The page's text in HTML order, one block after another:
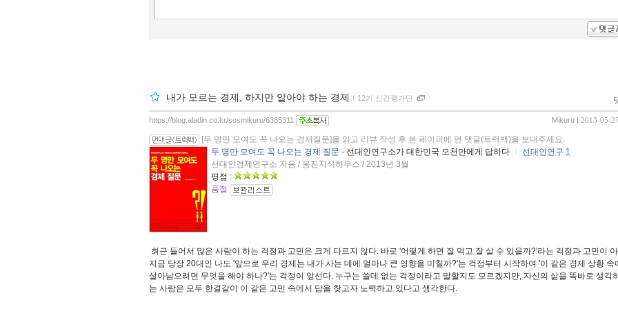
내가 모르는 경제, 하지만 알아야 하는 경제 ｌ 12기 신간평가단
Mikuru l 2013-05-
https://blog.aladin.co.kr/sosmikuru/6385311
[두 명만 모여도 꼭 나오는 경제질문]을 읽고 리뷰 작성 후 본 페이퍼에 먼 댓글(트랙백)을 보내주세요.
두 명만 모여도 꼭 나오는 경제 질문 - 선대인연구소가 대한민국 오천만에게 답하다
선대인연구 1
선대인경제연구소 지음 / 웅진지식하우스 / 2013년 3월
평점 :
품절
최근 들어서 많은 사람이 하는 걱정과 고민은 크게 다르지 않다. 바로 '어떻게 하면 잘 먹고 잘 살 수 있을까?'라는 걱정과 고민이
지금 당장 20대인 나도 '앞으로 우리 경제는 내가 사는 데에 얼마나 큰 영향을 미칠까?'는 걱정부터 시작하여 '이 같은 경제 상황 속
살아남으려면 무엇을 해야 하나?'는 걱정이 앞선다. 누구는 쓸데 없는 걱정이라고 말할지도 모르겠지만, 자신의 삶을 똑바로 생각
는 사람은 모두 한결같이 이 같은 고민 속에서 답을 찾고자 노력하고 있다고 생각한다.